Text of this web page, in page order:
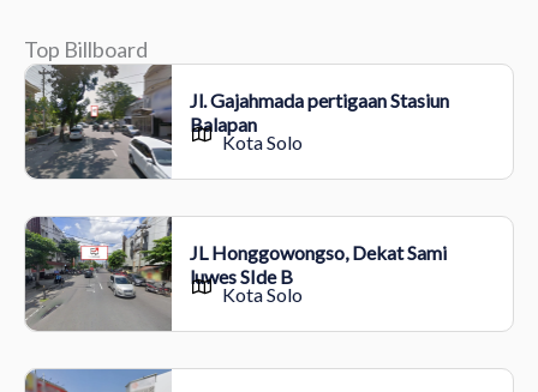
Top Billboard
Jl. Gajahmada pertigaan Stasiun
Balapan
Kota Solo
JL Honggowongso, Dekat Sami
luwes SIde B
Kota Solo